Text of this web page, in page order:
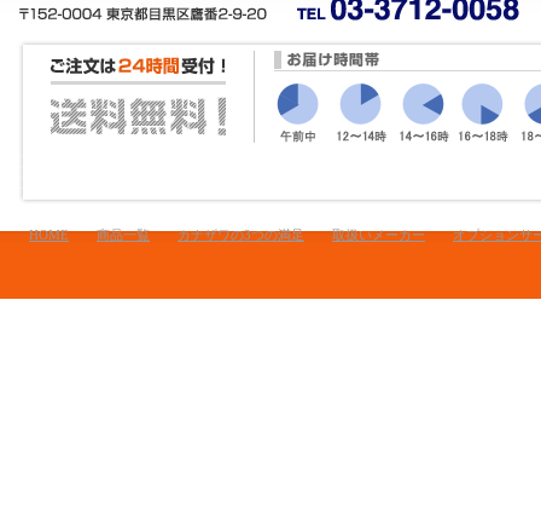
HOME 商品一覧 カナザワの3つの満足 取扱いメーカー オプションサ